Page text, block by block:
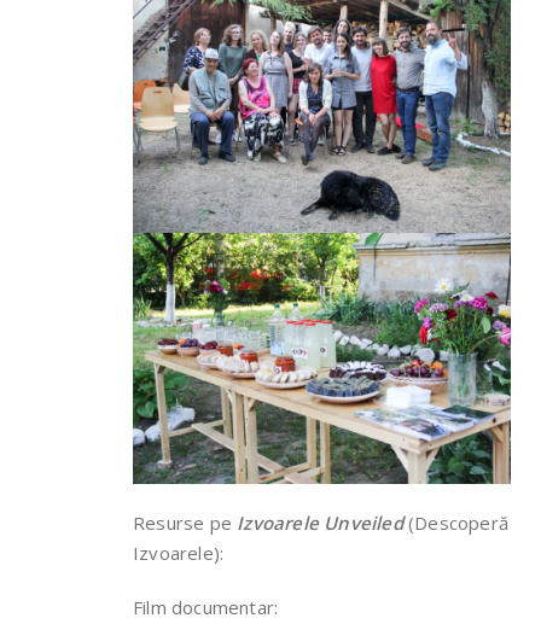
Resurse pe Izvoarele Unveiled(Descoperă
Izvoarele):
Film documentar: